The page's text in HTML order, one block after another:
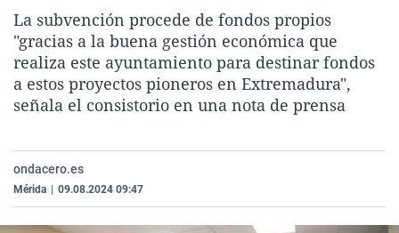
La rosa de los vientos
Gente viajera
Como el perro y el
Caso
Retornados
Equipo de
Operación Viuda
Extremadura
Galicia
La Rioja
Navarra
Virales
Televisión
Elecciones
La subvención procede de fondos propios
"gracias a la buena gestión económica que
realiza este ayuntamiento para destinar fondos
a estos proyectos pioneros en Extremadura",
señala el consistorio en una nota de prensa
ondacero.es
Mérida 09.08.2024 09:47